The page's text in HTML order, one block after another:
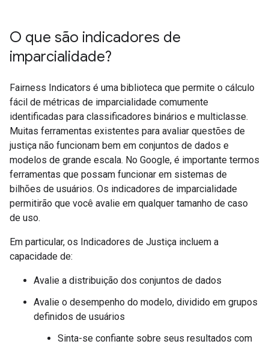
O que são indicadores de
imparcialidade?
Fairness Indicators é uma biblioteca que permite o cálculo
fácil de métricas de imparcialidade comumente
identificadas para classificadores binários e multiclasse.
Muitas ferramentas existentes para avaliar questões de
justiça não funcionam bem em conjuntos de dados e
modelos de grande escala. No Google, é importante termos
ferramentas que possam funcionar em sistemas de
bilhões de usuários. Os indicadores de imparcialidade
permitirão que você avalie em qualquer tamanho de caso
de uso.
Em particular, os Indicadores de Justiça incluem a
capacidade de:
Avalie a distribuição dos conjuntos de dados
Avalie o desempenho do modelo, dividido em grupos
definidos de usuários
Sinta-se confiante sobre seus resultados com